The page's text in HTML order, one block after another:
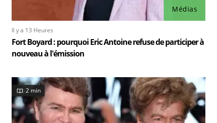
Médias
Il y a 13 Heures
Fort Boyard : pourquoi Eric Antoine refuse de participer à
nouveau à l'émission
2 min